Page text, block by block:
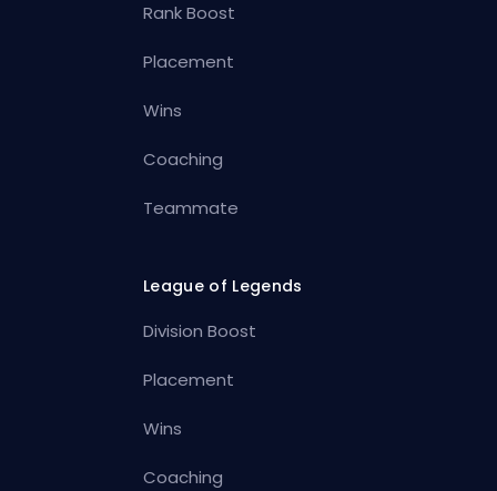
Rank Boost
Placement
Wins
Coaching
Teammate
League of Legends
Division Boost
Placement
Wins
Coaching